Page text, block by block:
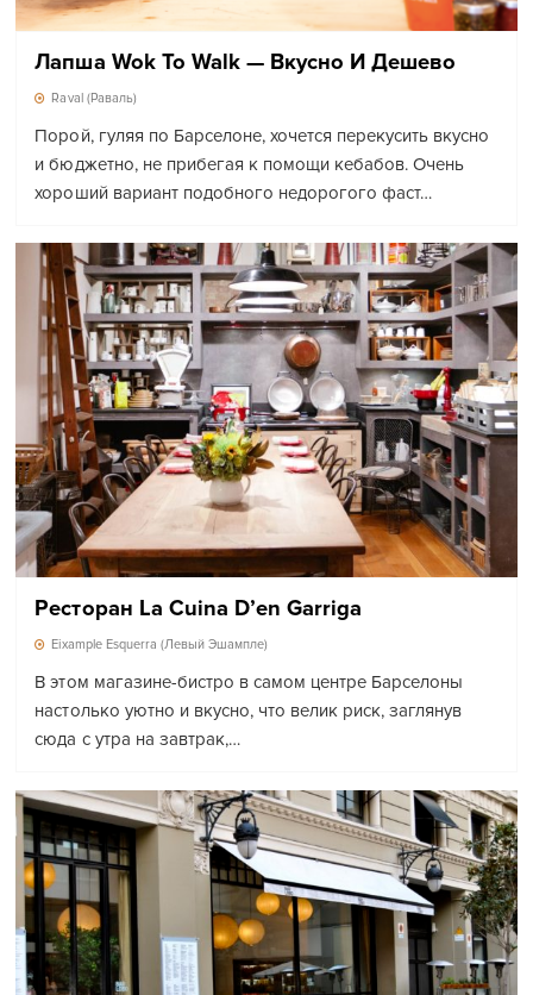
Лапша Wok To Walk — Вкусно И Дешево
Raval (Раваль)
Порой, гуляя по Барселоне, хочется перекусить вкусно
и бюджетно, не прибегая к помощи кебабов. Очень
хороший вариант подобного недорогого фаст…
Ресторан La Cuina D’en Garriga
Eixample Esquerra (Левый Эшампле)
В этом магазине-бистро в самом центре Барселоны
настолько уютно и вкусно, что велик риск, заглянув
сюда с утра на завтрак,…